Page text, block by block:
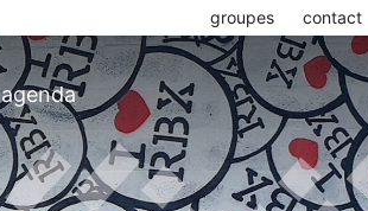
groupes contact
agenda